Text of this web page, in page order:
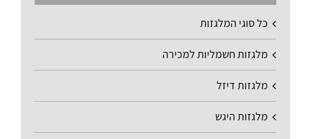
כל סוגי המלגזות
מלגזות חשמליות למכירה
מלגזות דיזל
מלגזות היגש